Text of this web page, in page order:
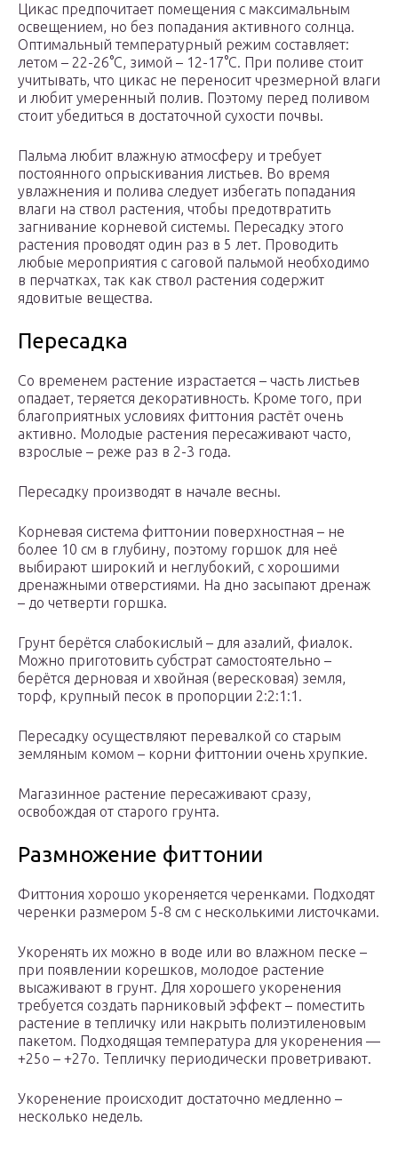
Цикас предпочитает помещения с максимальным
освещением, но без попадания активного солнца.
Оптимальный температурный режим составляет:
летом – 22-26°С, зимой – 12-17°С. При поливе стоит
учитывать, что цикас не переносит чрезмерной влаги
и любит умеренный полив. Поэтому перед поливом
стоит убедиться в достаточной сухости почвы.
Пальма любит влажную атмосферу и требует
постоянного опрыскивания листьев. Во время
увлажнения и полива следует избегать попадания
влаги на ствол растения, чтобы предотвратить
загнивание корневой системы. Пересадку этого
растения проводят один раз в 5 лет. Проводить
любые мероприятия с саговой пальмой необходимо
в перчатках, так как ствол растения содержит
ядовитые вещества.
Пересадка
Со временем растение израстается – часть листьев
опадает, теряется декоративность. Кроме того, при
благоприятных условиях фиттония растёт очень
активно. Молодые растения пересаживают часто,
взрослые – реже раз в 2-3 года.
Пересадку производят в начале весны.
Корневая система фиттонии поверхностная – не
более 10 см в глубину, поэтому горшок для неё
выбирают широкий и неглубокий, с хорошими
дренажными отверстиями. На дно засыпают дренаж
– до четверти горшка.
Грунт берётся слабокислый – для азалий, фиалок.
Можно приготовить субстрат самостоятельно –
берётся дерновая и хвойная (вересковая) земля,
торф, крупный песок в пропорции 2:2:1:1.
Пересадку осуществляют перевалкой со старым
земляным комом – корни фиттонии очень хрупкие.
Магазинное растение пересаживают сразу,
освобождая от старого грунта.
Размножение фиттонии
Фиттония хорошо укореняется черенками. Подходят
черенки размером 5-8 см с несколькими листочками.
Укоренять их можно в воде или во влажном песке –
при появлении корешков, молодое растение
высаживают в грунт. Для хорошего укоренения
требуется создать парниковый эффект – поместить
растение в тепличку или накрыть полиэтиленовым
пакетом. Подходящая температура для укоренения —
+25о – +27о. Тепличку периодически проветривают.
Укоренение происходит достаточно медленно –
несколько недель.